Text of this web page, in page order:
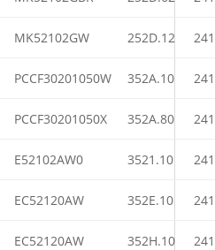
MK52102GW 252D.12
PCCF30201050W 352A.10
PCCF30201050X 352A.80
E52102AW0 3521.10
EC52120AW 352E.10
EC52120AW 352H.10